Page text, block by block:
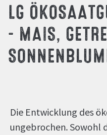
LG
- MAIS,
Die Entwicklung des
ungebrochen. Sowohl